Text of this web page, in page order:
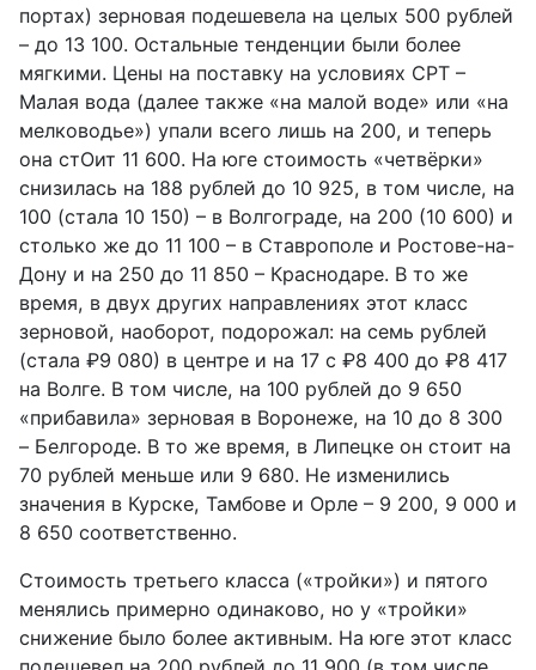
портах) зерновая подешевела на целых 500 рублей
– до 13 100. Остальные тенденции были более
мягкими. Цены на поставку на условиях CPT –
Малая вода (далее также «на малой воде» или «на
мелководье») упали всего лишь на 200, и теперь
она стОит 11 600. На юге стоимость «четвёрки»
снизилась на 188 рублей до 10 925, в том числе, на
100 (стала 10 150) – в Волгограде, на 200 (10 600) и
столько же до 11 100 – в Ставрополе и Ростове-на-
Дону и на 250 до 11 850 – Краснодаре. В то же
время, в двух других направлениях этот класс
зерновой, наоборот, подорожал: на семь рублей
(стала ₽9 080) в центре и на 17 с ₽8 400 до ₽8 417
на Волге. В том числе, на 100 рублей до 9 650
«прибавила» зерновая в Воронеже, на 10 до 8 300
– Белгороде. В то же время, в Липецке он стоит на
70 рублей меньше или 9 680. Не изменились
значения в Курске, Тамбове и Орле – 9 200, 9 000 и
8 650 соответственно.
Стоимость третьего класса («тройки») и пятого
менялись примерно одинаково, но у «тройки»
снижение было более активным. На юге этот класс